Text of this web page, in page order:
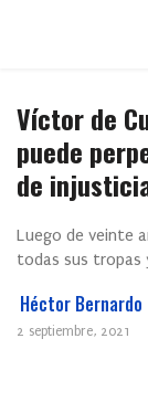
Víctor de
puede
de
Luego de veinte
todas sus tropas
Héctor Bernardo
2 septiembre, 2021